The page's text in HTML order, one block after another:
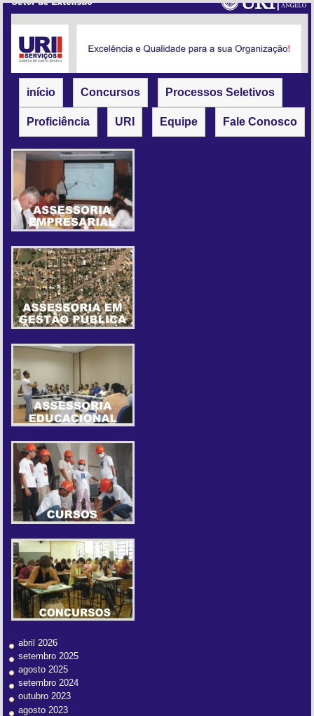
início Concursos Processos Seletivos
Proficiência URI Equipe Fale Conosco
abril 2026
setembro 2025
agosto 2025
setembro 2024
outubro 2023
agosto 2023